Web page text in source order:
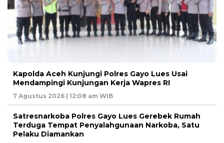
Kapolda Aceh Kunjungi Polres Gayo Lues Usai
Mendampingi Kunjungan Kerja Wapres RI
7 Agustus 2026 | 12:08 am WIB
Satresnarkoba Polres Gayo Lues Gerebek Rumah
Terduga Tempat Penyalahgunaan Narkoba, Satu
Pelaku Diamankan